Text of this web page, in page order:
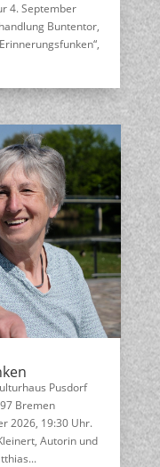
4. September
Buntentor,
Pusdorf
Bremen
2026, 19:30 Uhr.
Autorin und